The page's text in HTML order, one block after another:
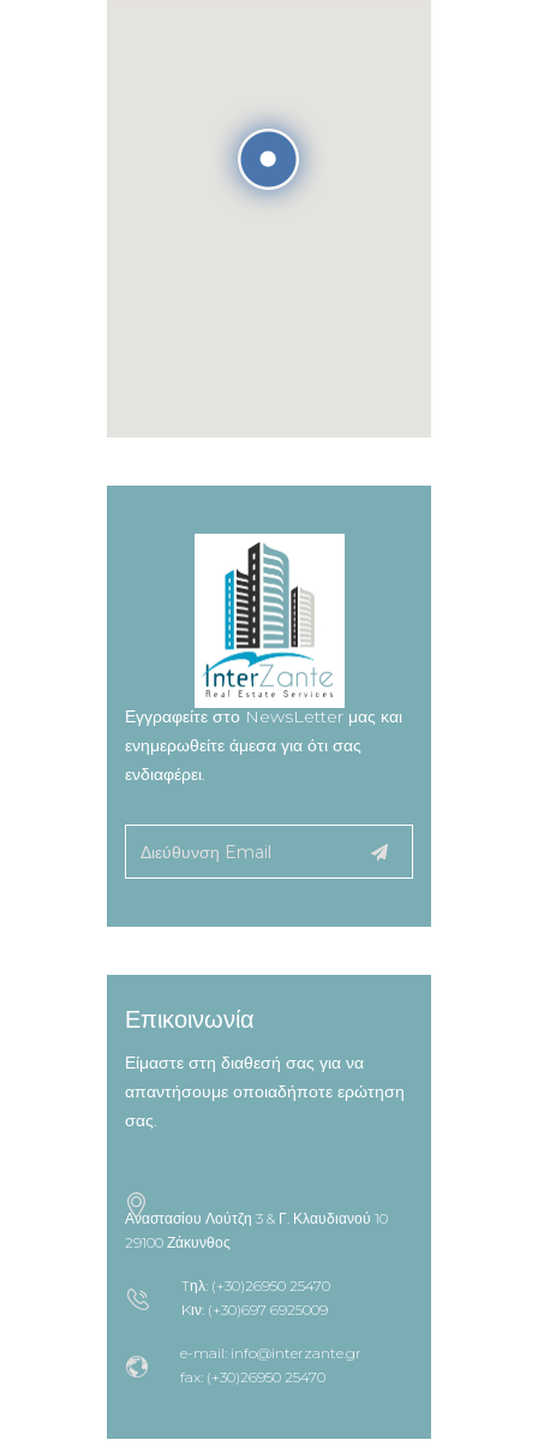
Εγγραφείτε στο NewsLetter μας και
ενημερωθείτε άμεσα για ότι σας
ενδιαφέρει.
Επικοινωνία
Είμαστε στη διαθεσή σας για να
απαντήσουμε οποιαδήποτε ερώτηση
σας.
Αναστασίου Λούτζη 3 & Γ. Κλαυδιανού 10
29100 Ζάκυνθος
Tηλ: (+30)26950 25470
Kιν: (+30)697 6925009
e-mail: info@interzante.gr
fax: (+30)26950 25470